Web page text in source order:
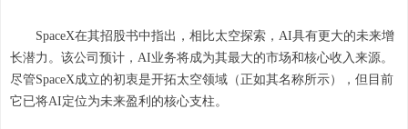
SpaceX在其招股书中指出，相比太空探索，AI具有更大的未来增
长潜力。该公司预计，AI业务将成为其最大的市场和核心收入来源。
尽管SpaceX成立的初衷是开拓太空领域（正如其名称所示），但目前
它已将AI定位为未来盈利的核心支柱。